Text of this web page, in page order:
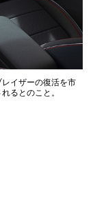
イザーの復活を市
るとのこと。